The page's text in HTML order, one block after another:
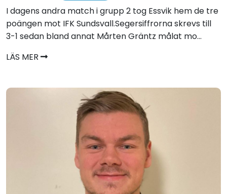
I dagens andra match i grupp 2 tog Essvik hem de tre
poängen mot IFK Sundsvall.Segersiffrorna skrevs till
3-1 sedan bland annat Mårten Gräntz målat mo...
LÄS MER